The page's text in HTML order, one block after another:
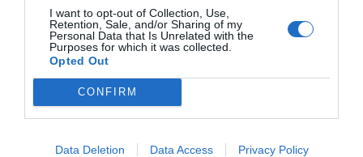
I want to opt-out of Collection, Use,
Retention, Sale, and/or Sharing of my
Personal Data that Is Unrelated with the
Purposes for which it was collected.
Opted Out
CONFIRM
Data Deletion Data Access Privacy Policy
los costes de hacer la reestructuración subirían a
unos 1.390 millones de euros.
El valor actual de estas sinergias, netas de
impuestos, puede ser perfectamente de unos
5.600 millones de euros. Hoy, el reparto es malo
para los accionistas del Banc Sabadell, ya que se